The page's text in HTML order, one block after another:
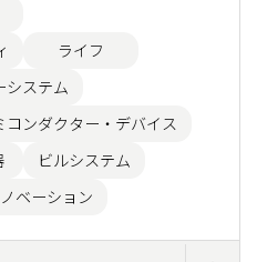
ライフ
システム
コンダクター・デバイス
ビルシステム
ベーション